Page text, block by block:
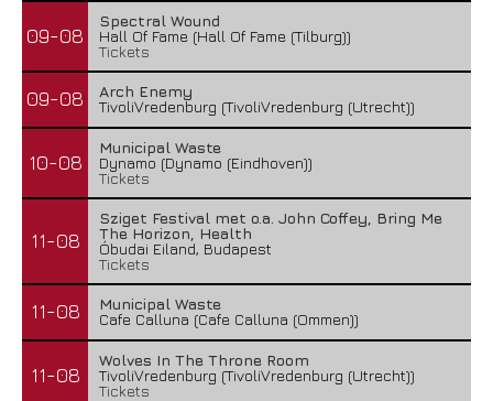
09-08
Spectral Wound
Hall Of Fame (Hall Of Fame (Tilburg))
Tickets
09-08
Arch Enemy
TivoliVredenburg (TivoliVredenburg (Utrecht))
10-08
Municipal Waste
Dynamo (Dynamo (Eindhoven))
Tickets
11-08
Sziget Festival met o.a. John Coffey, Bring Me
The Horizon, Health
Óbudai Eiland, Budapest
Tickets
11-08
Municipal Waste
Cafe Calluna (Cafe Calluna (Ommen))
11-08
Wolves In The Throne Room
TivoliVredenburg (TivoliVredenburg (Utrecht))
Tickets